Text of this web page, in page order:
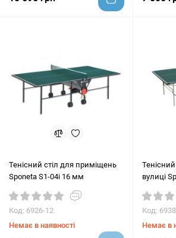
Тенісний стіл для приміщень
Sponeta S1-04i 16 мм
Код: 6926-12
Немає в наявності
вулиці
Код:
Немає в